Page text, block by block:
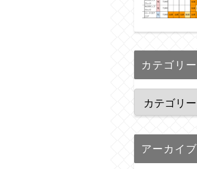
カテゴリー
アーカイブ